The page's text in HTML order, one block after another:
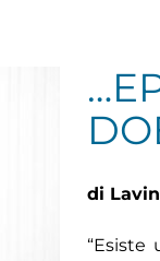
di
“Esiste